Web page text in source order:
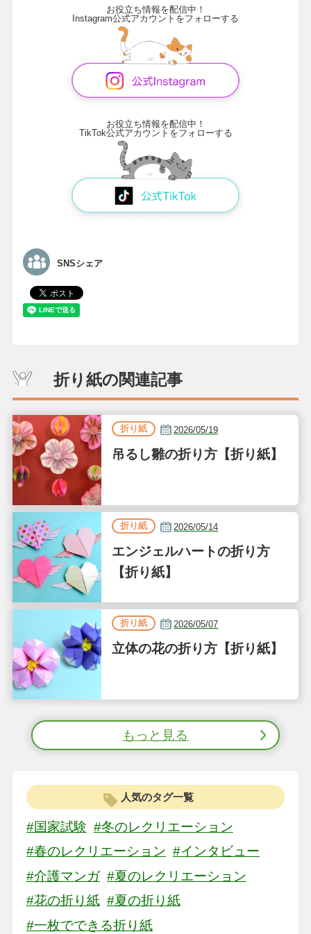
お役立ち情報を配信中！
Instagram公式アカウントをフォローする
お役立ち情報を配信中！
TikTok公式アカウントをフォローする
SNSシェア
折り紙の関連記事
折り紙 2026/05/19
吊るし雛の折り方【折り紙】
折り紙 2026/05/14
エンジェルハートの折り方
【折り紙】
折り紙 2026/05/07
立体の花の折り方【折り紙】
もっと見る
人気のタグ一覧
#国家試験 #冬のレクリエーション
#春のレクリエーション #インタビュー
#介護マンガ #夏のレクリエーション
#花の折り紙 #夏の折り紙
#一枚でできる折り紙